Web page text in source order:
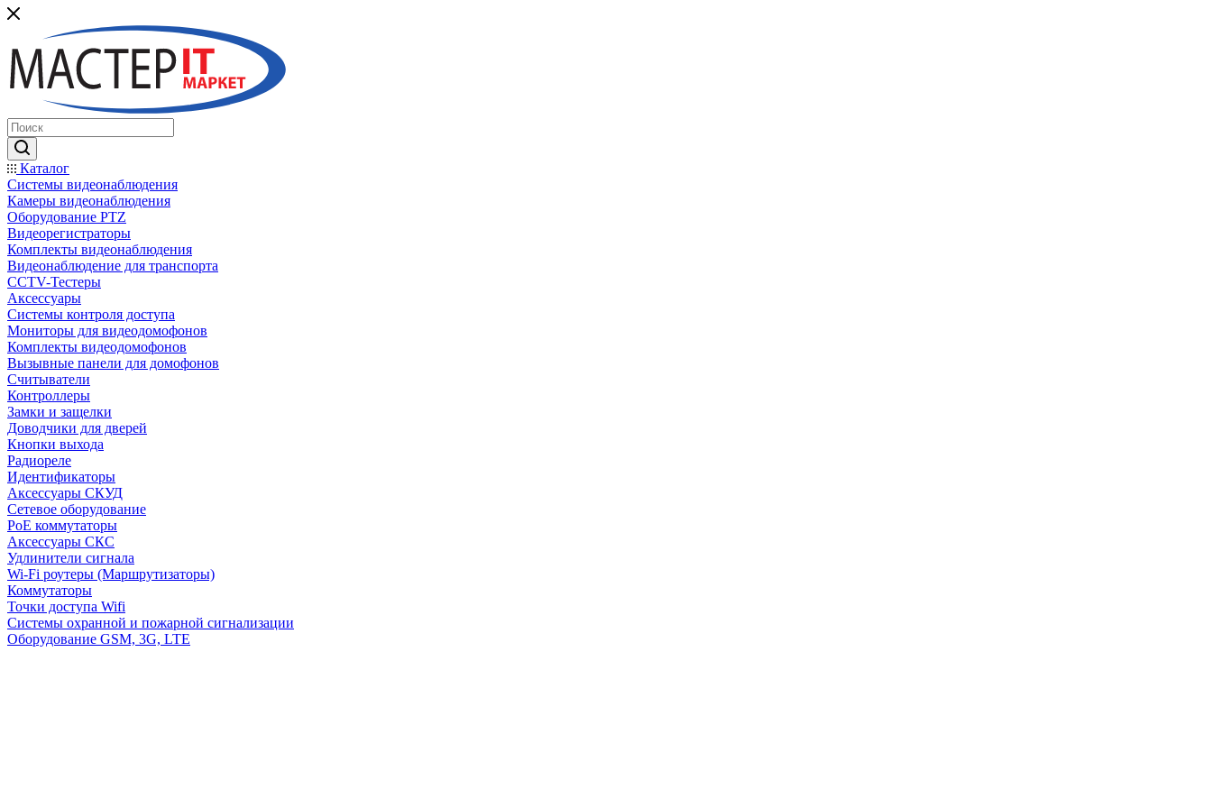
Каталог
Системы видеонаблюдения
Камеры видеонаблюдения
Оборудование PTZ
Видеорегистраторы
Комплекты видеонаблюдения
Видеонаблюдение для транспорта
CCTV-Тестеры
Аксессуары
Системы контроля доступа
Мониторы для видеодомофонов
Комплекты видеодомофонов
Вызывные панели для домофонов
Считыватели
Контроллеры
Замки и защелки
Доводчики для дверей
Кнопки выхода
Радиореле
Идентификаторы
Аксессуары СКУД
Сетевое оборудование
PoE коммутаторы
Аксессуары СКС
Удлинители сигнала
Wi-Fi роутеры (Маршрутизаторы)
Коммутаторы
Точки доступа Wifi
Системы охранной и пожарной сигнализации
Оборудование GSM, 3G, LTE